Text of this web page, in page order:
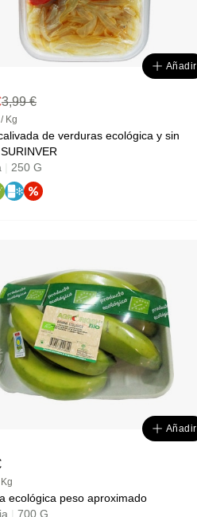
Añadir
3,99 €
Kg
de verduras ecológica y sin
gluten SURINVER
250 G
Añadir
ecológica peso aproximado
700 G